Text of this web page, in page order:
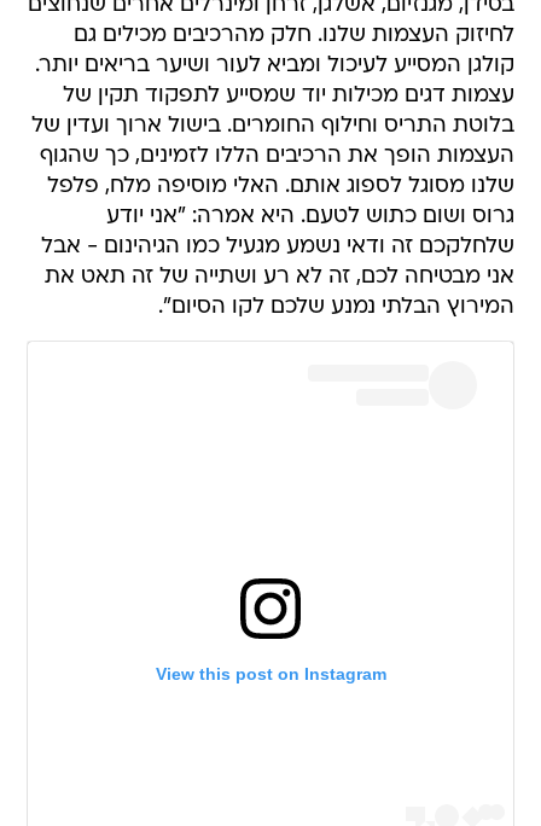
בסידן, מגנזיום, אשלגן, זרחן ומינרלים אחרים שנחוצים
לחיזוק העצמות שלנו. חלק מהרכיבים מכילים גם
קולגן המסייע לעיכול ומביא לעור ושיער בריאים יותר.
עצמות דגים מכילות יוד שמסייע לתפקוד תקין של
בלוטת התריס וחילוף החומרים. בישול ארוך ועדין של
העצמות הופך את הרכיבים הללו לזמינים, כך שהגוף
שלנו מסוגל לספוג אותם. האלי מוסיפה מלח, פלפל
גרוס ושום כתוש לטעם. היא אמרה: "אני יודע
שלחלקכם זה ודאי נשמע מגעיל כמו הגיהינום - אבל
אני מבטיחה לכם, זה לא רע ושתייה של זה תאט את
המירוץ הבלתי נמנע שלכם לקו הסיום".
View this post on Instagram